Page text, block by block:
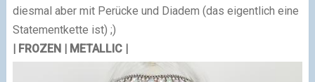
diesmal aber mit Perücke und Diadem (das eigentlich eine
Statementkette ist) ;)
| FROZEN | METALLIC |